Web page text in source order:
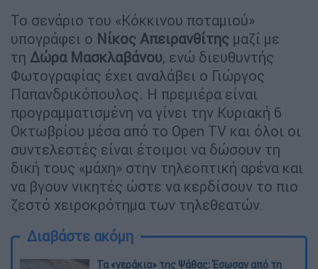
Το σενάριο του «Κόκκινου ποταμιού»
υπογράφει ο Νίκος Απειρανθίτης μαζί με
τη Δώρα Μασκλαβάνου, ενώ διευθυντής
Φωτογραφίας έχει αναλάβει ο Γιώργος
Παπανδρικόπουλος. Η πρεμιέρα είναι
προγραμματισμένη να γίνει την Κυριακή 6
Οκτωβρίου μέσα από το Open TV και όλοι οι
συντελεστές είναι έτοιμοι να δώσουν τη
δική τους «μάχη» στην τηλεοπτική αρένα και
να βγουν νικητές ώστε να κερδίσουν το πιο
ζεστό χειροκρότημα των τηλεθεατών.
Διαβάστε ακόμη
Τα «γεράκια» της Ψάθας: Έσωσαν από τη